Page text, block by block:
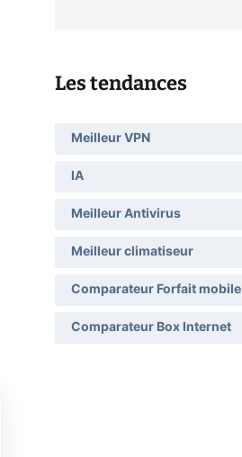
Les tendances
Meilleur VPN
IA
Meilleur Antivirus
Meilleur climatiseur
Comparateur Forfait mobile
Comparateur Box Internet